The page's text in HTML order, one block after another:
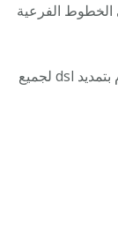
الخطوط الفرعية
وبفضل الفنيين والمتمرسين بكافة أعمالهم نقوم بتمديد dsl لجميع